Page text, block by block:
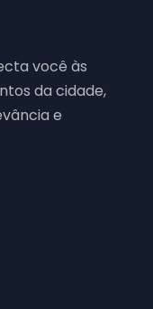
você às
da cidade,
e